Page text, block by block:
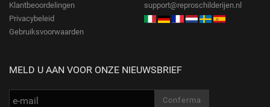
Klantbeoordelingen
Privacybeleid
Gebruiksvoorwaarden
support@reproschilderijen.nl
MELD U AAN VOOR ONZE NIEUWSBRIEF